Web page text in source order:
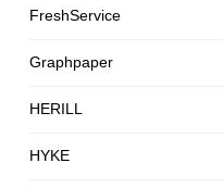
FreshService
Graphpaper
HERILL
HYKE